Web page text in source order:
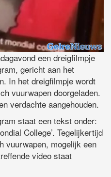
een dreigfilmpje
gericht aan het
In het dreigfilmpje wordt
vuurwapen doorgeladen.
verdachte aangehouden.
staat een tekst onder:
College’. Tegelijkertijd
vuurwapen, mogelijk een
video staat